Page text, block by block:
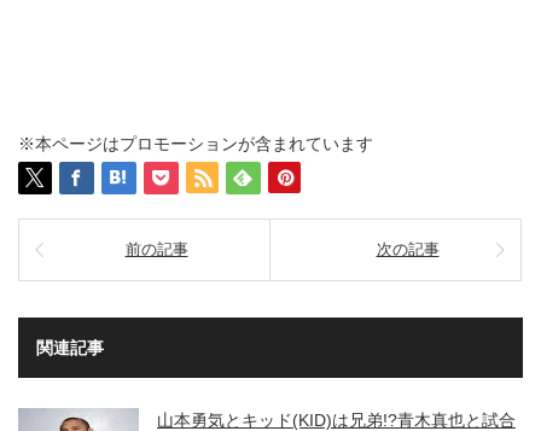
※本ページはプロモーションが含まれています
前の記事 次の記事
関連記事
山本勇気とキッド(KID)は兄弟!?青木真也と試合